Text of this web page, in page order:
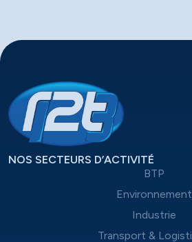
NOS SECTEURS D’ACTIVITÉ
BTP
Environnement
Industrie
Transport &